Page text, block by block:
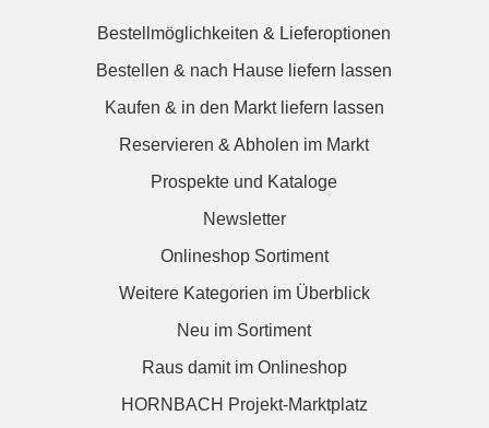
Bestellmöglichkeiten & Lieferoptionen
Bestellen & nach Hause liefern lassen
Kaufen & in den Markt liefern lassen
Reservieren & Abholen im Markt
Prospekte und Kataloge
Newsletter
Onlineshop Sortiment
Weitere Kategorien im Überblick
Neu im Sortiment
Raus damit im Onlineshop
HORNBACH Projekt-Marktplatz